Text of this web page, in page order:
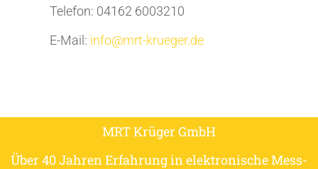
Telefon: 04162 6003210
E-Mail: info@mrt-krueger.de
MRT Krüger GmbH
Über 40 Jahren Erfahrung in elektronische Mess-